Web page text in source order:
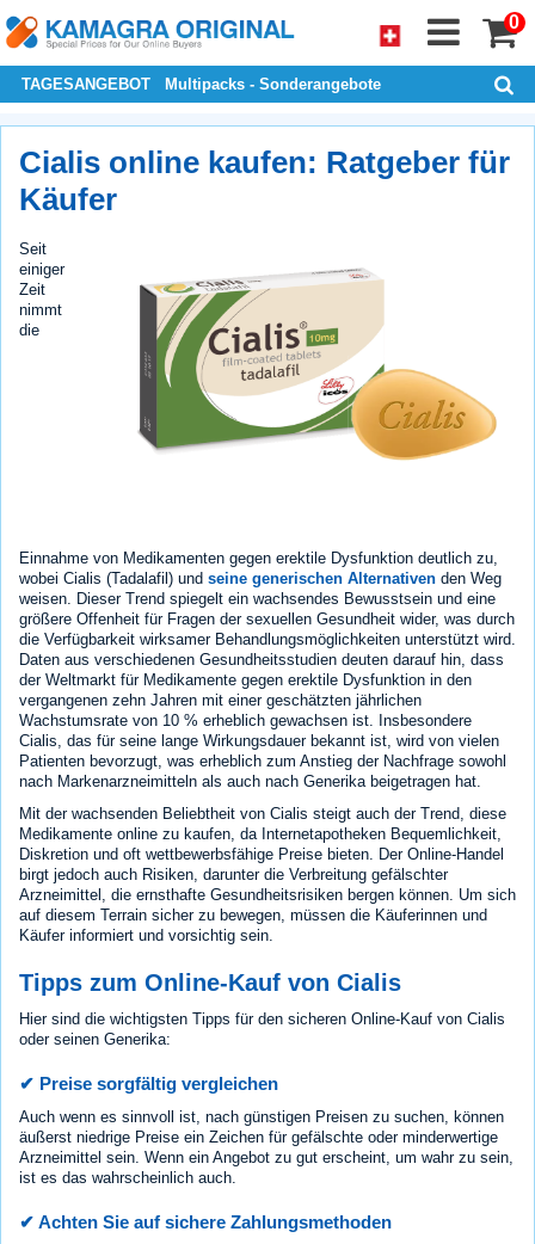
0
TAGESANGEBOT Multipacks - Sonderangebote
Cialis online kaufen: Ratgeber für
Käufer
Seit
einiger
Zeit
nimmt
die
Einnahme von Medikamenten gegen erektile Dysfunktion deutlich zu,
wobei Cialis (Tadalafil) und seine generischen Alternativen den Weg
weisen. Dieser Trend spiegelt ein wachsendes Bewusstsein und eine
größere Offenheit für Fragen der sexuellen Gesundheit wider, was durch
die Verfügbarkeit wirksamer Behandlungsmöglichkeiten unterstützt wird.
Daten aus verschiedenen Gesundheitsstudien deuten darauf hin, dass
der Weltmarkt für Medikamente gegen erektile Dysfunktion in den
vergangenen zehn Jahren mit einer geschätzten jährlichen
Wachstumsrate von 10 % erheblich gewachsen ist. Insbesondere
Cialis, das für seine lange Wirkungsdauer bekannt ist, wird von vielen
Patienten bevorzugt, was erheblich zum Anstieg der Nachfrage sowohl
nach Markenarzneimitteln als auch nach Generika beigetragen hat.
Mit der wachsenden Beliebtheit von Cialis steigt auch der Trend, diese
Medikamente online zu kaufen, da Internetapotheken Bequemlichkeit,
Diskretion und oft wettbewerbsfähige Preise bieten. Der Online-Handel
birgt jedoch auch Risiken, darunter die Verbreitung gefälschter
Arzneimittel, die ernsthafte Gesundheitsrisiken bergen können. Um sich
auf diesem Terrain sicher zu bewegen, müssen die Käuferinnen und
Käufer informiert und vorsichtig sein.
Tipps zum Online-Kauf von Cialis
Hier sind die wichtigsten Tipps für den sicheren Online-Kauf von Cialis
oder seinen Generika:
✔ Preise sorgfältig vergleichen
Auch wenn es sinnvoll ist, nach günstigen Preisen zu suchen, können
äußerst niedrige Preise ein Zeichen für gefälschte oder minderwertige
Arzneimittel sein. Wenn ein Angebot zu gut erscheint, um wahr zu sein,
ist es das wahrscheinlich auch.
✔ Achten Sie auf sichere Zahlungsmethoden